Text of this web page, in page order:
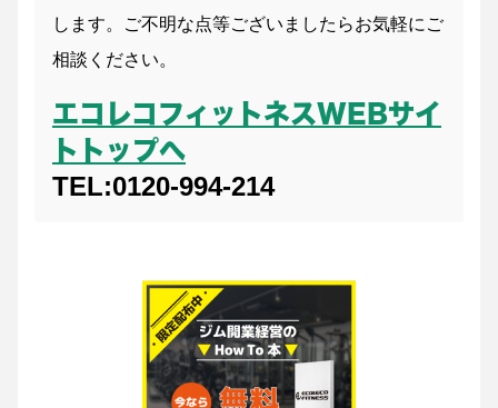
します。ご不明な点等ございましたらお気軽にご
相談ください。
エコレコフィットネスWEBサイ
トトップへ
TEL:0120-994-214